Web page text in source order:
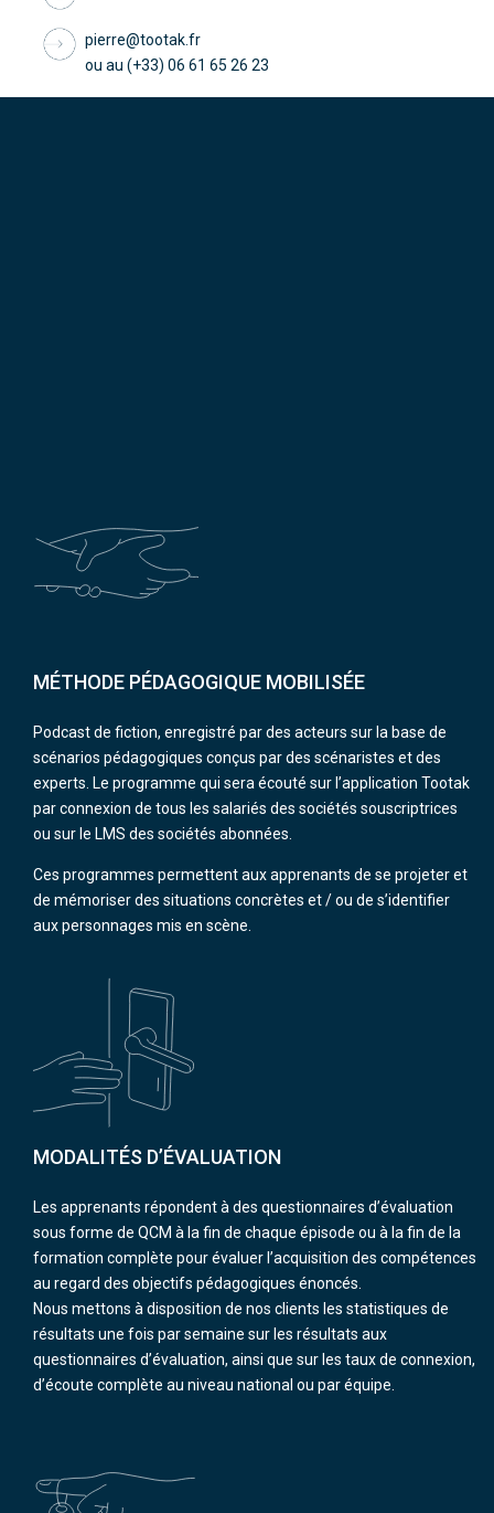
pierre@tootak.fr
ou au (+33) 06 61 65 26 23
MÉTHODE PÉDAGOGIQUE MOBILISÉE
Podcast de fiction, enregistré par des acteurs sur la base de
scénarios pédagogiques conçus par des scénaristes et des
experts. Le programme qui sera écouté sur l’application Tootak
par connexion de tous les salariés des sociétés souscriptrices
ou sur le LMS des sociétés abonnées.
Ces programmes permettent aux apprenants de se projeter et
de mémoriser des situations concrètes et / ou de s’identifier
aux personnages mis en scène.
MODALITÉS D’ÉVALUATION
Les apprenants répondent à des questionnaires d’évaluation
sous forme de QCM à la fin de chaque épisode ou à la fin de la
formation complète pour évaluer l’acquisition des compétences
au regard des objectifs pédagogiques énoncés.
Nous mettons à disposition de nos clients les statistiques de
résultats une fois par semaine sur les résultats aux
questionnaires d’évaluation, ainsi que sur les taux de connexion,
d’écoute complète au niveau national ou par équipe.